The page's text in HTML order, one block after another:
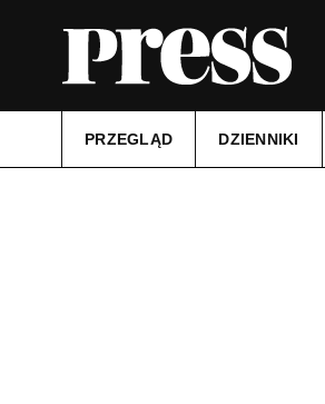
PRZEGLĄD DZIENNIKI